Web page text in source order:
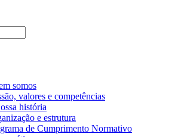
somos
valores e competências
história
e estrutura
de Cumprimento Normativo